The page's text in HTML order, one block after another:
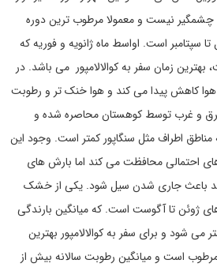
چشمگیر نیست و معمولا مرطوب ترین دوره
تا سپتامبر است. اواسط ماه ژانویه و فوریه که
زمان سفر به کوالالامپور می باشد. در
هوا کاهش پیدا می کند و هوا خنک تر و رطوبت
شرق و غرب توسط کوهستان محاصره شده و
اطراف مثل سنگاپور کمتر است. وجود این
های احتمالی محافظت می کند اما بارش های
باعث جاری شدن سیل شود. یکی از خشک
ژوئن تا آگوست است. که میانگین بارندگی
معمولا 150 میلیمتر می شود و برای سفر به کوالالامپور بهترین
است و میانگین رطوبت سالانه بیش از